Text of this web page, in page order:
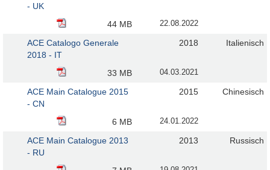
- UK
44 MB 22.08.2022
ACE Catalogo Generale
2018 - IT
2018 Italienisch
33 MB 04.03.2021
ACE Main Catalogue 2015
- CN
2015 Chinesisch
6 MB 24.01.2022
ACE Main Catalogue 2013
- RU
2013 Russisch